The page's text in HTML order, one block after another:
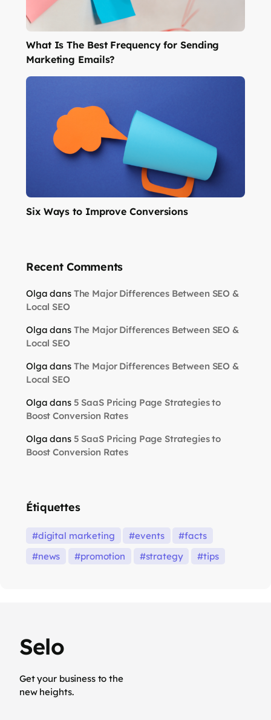
What Is The Best Frequency for Sending
Marketing Emails?
Six Ways to Improve Conversions
Recent Comments
Olga dans The Major Differences Between SEO &
Local SEO
Olga dans The Major Differences Between SEO &
Local SEO
Olga dans The Major Differences Between SEO &
Local SEO
Olga dans 5 SaaS Pricing Page Strategies to
Boost Conversion Rates
Olga dans 5 SaaS Pricing Page Strategies to
Boost Conversion Rates
Étiquettes
digital marketing events
facts
news
promotion strategy tips
Selo
Get your business to the
new heights.